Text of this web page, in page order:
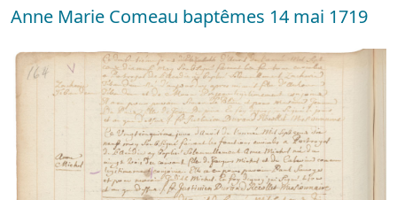
Anne Marie Comeau baptêmes 14 mai 1719